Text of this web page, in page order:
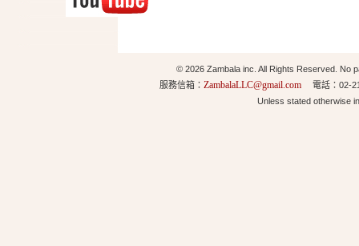
© 2026 Zambala inc. All Rights Reserved. No
服務信箱： ZambalaLLC@gmail.com 電話：02-
Unless stated